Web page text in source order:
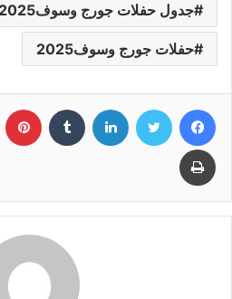
جدول حفلات جورج وسوف2025
حفلات جورج وسوف2025
فيسبوك تويتر لينكدإن
طباعة